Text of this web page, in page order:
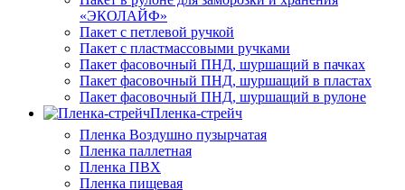
«ЭКОЛАЙФ»
Пакет с петлевой ручкой
Пакет с пластмассовыми ручками
Пакет фасовочный ПНД, шуршащий в пачках
Пакет фасовочный ПНД, шуршащий в пластах
Пакет фасовочный ПНД, шуршащий в рулоне
Пленка-стрейч
Пленка Воздушно пузырчатая
Пленка паллетная
Пленка ПВХ
Пленка пищевая